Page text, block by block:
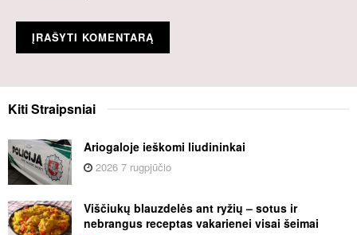
KitiStraipsniai
Ariogaloje ieškomi liudininkai
2026 7 rugpjūčio
Viščiukų blauzdelės ant ryžių – sotus ir
nebrangus receptas vakarienei visai šeimai